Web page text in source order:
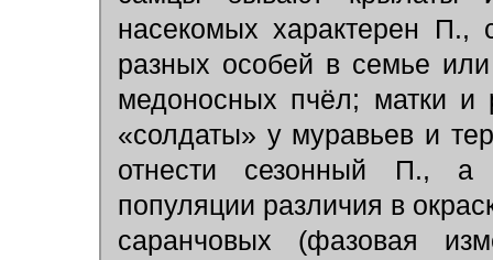
насекомых характерен П.,
разных особей в семье
медоносных пчёл; матки
«солдаты» у муравьев и
отнести сезонный П., а
популяции различия в
саранчовых (фазовая